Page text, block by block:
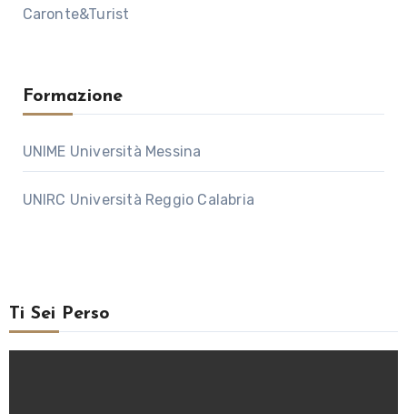
Caronte&Turist
Formazione
UNIME Università Messina
UNIRC Università Reggio Calabria
Ti Sei Perso